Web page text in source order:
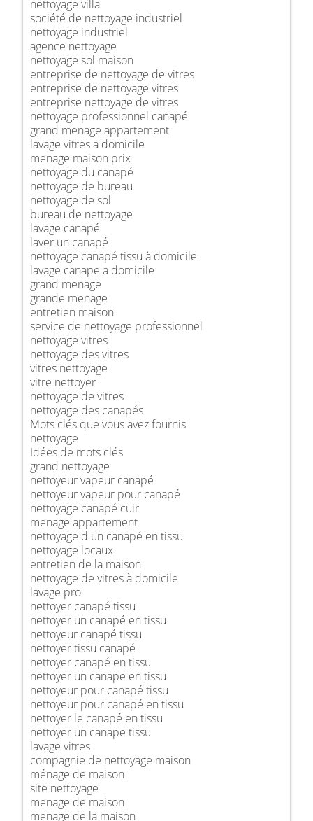
nettoyage villa
société de nettoyage industriel
nettoyage industriel
agence nettoyage
nettoyage sol maison
entreprise de nettoyage de vitres
entreprise de nettoyage vitres
entreprise nettoyage de vitres
nettoyage professionnel canapé
grand menage appartement
lavage vitres a domicile
menage maison prix
nettoyage du canapé
nettoyage de bureau
nettoyage de sol
bureau de nettoyage
lavage canapé
laver un canapé
nettoyage canapé tissu à domicile
lavage canape a domicile
grand menage
grande menage
entretien maison
service de nettoyage professionnel
nettoyage vitres
nettoyage des vitres
vitres nettoyage
vitre nettoyer
nettoyage de vitres
nettoyage des canapés
Mots clés que vous avez fournis
nettoyage
Idées de mots clés
grand nettoyage
nettoyeur vapeur canapé
nettoyeur vapeur pour canapé
nettoyage canapé cuir
menage appartement
nettoyage d un canapé en tissu
nettoyage locaux
entretien de la maison
nettoyage de vitres à domicile
lavage pro
nettoyer canapé tissu
nettoyer un canapé en tissu
nettoyeur canapé tissu
nettoyer tissu canapé
nettoyer canapé en tissu
nettoyer un canape en tissu
nettoyeur pour canapé tissu
nettoyeur pour canapé en tissu
nettoyer le canapé en tissu
nettoyer un canape tissu
lavage vitres
compagnie de nettoyage maison
ménage de maison
site nettoyage
menage de maison
menage de la maison